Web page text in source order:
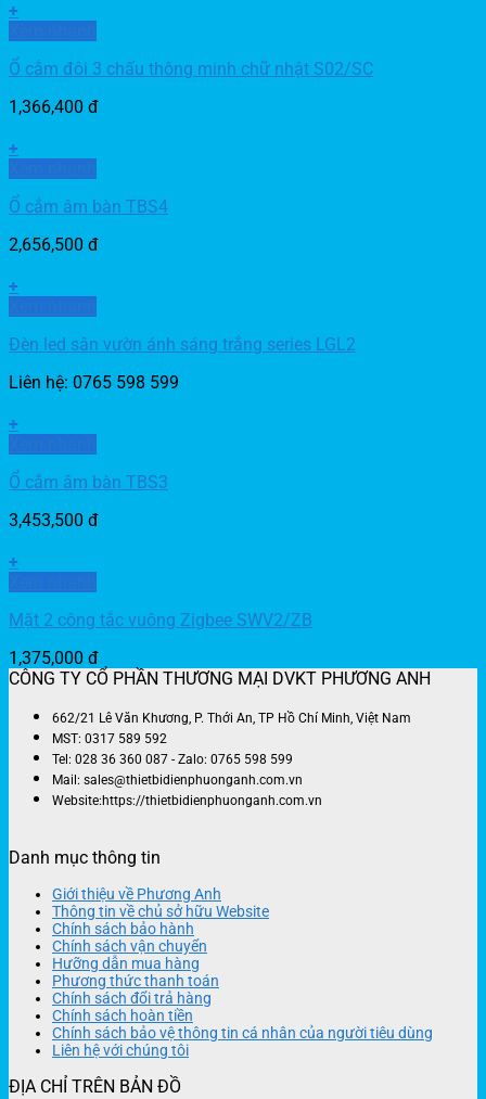
+
Ổ cắm đôi 3 chấu thông minh chữ nhật S02/SC
1,366,400 đ
+
Ổ cắm âm bàn TBS4
2,656,500 đ
+
Đèn led sân vườn ánh sáng trắng series LGL2
Liên hệ: 0765 598 599
+
Ổ cắm âm bàn TBS3
3,453,500 đ
+
Mặt 2 công tắc vuông Zigbee SWV2/ZB
1,375,000 đ
CÔNG TY CỔ PHẦN THƯƠNG MẠI DVKT PHƯƠNG ANH
662/21 Lê Văn Khương, P. Thới An, TP Hồ Chí Minh, Việt Nam
MST: 0317 589 592
Tel: 028 36 360 087 - Zalo: 0765 598 599
Mail: sales@thietbidienphuonganh.com.vn
Website:https://thietbidienphuonganh.com.vn
Danh mục thông tin
Giới thiệu về Phương Anh
Thông tin về chủ sở hữu Website
Chính sách bảo hành
Chính sách vận chuyển
Hưỡng dẫn mua hàng
Phương thức thanh toán
Chính sách đổi trả hàng
Chính sách hoàn tiền
Chính sách bảo vệ thông tin cá nhân của người tiêu dùng
Liên hệ với chúng tôi
ĐỊA CHỈ TRÊN BẢN ĐỒ